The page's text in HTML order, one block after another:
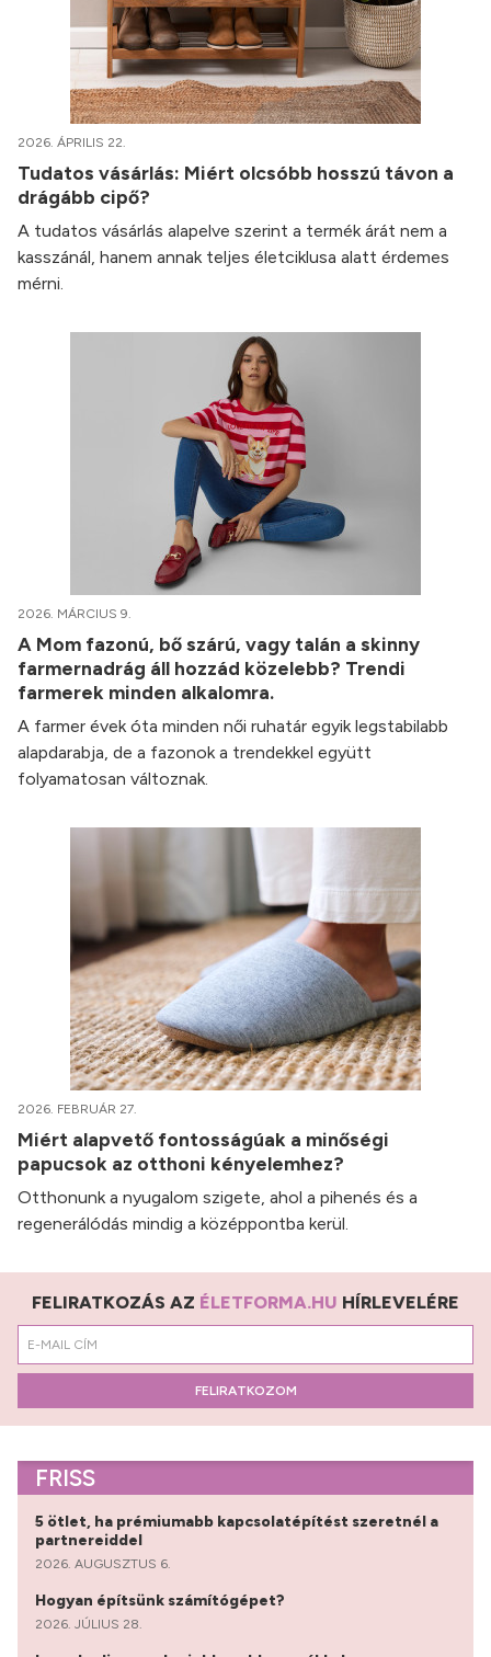
2026. ÁPRILIS 22.
Tudatos vásárlás: Miért olcsóbb hosszú távon a
drágább cipő?
A tudatos vásárlás alapelve szerint a termék árát nem a
kasszánál, hanem annak teljes életciklusa alatt érdemes
mérni.
2026. MÁRCIUS 9.
A Mom fazonú, bő szárú, vagy talán a skinny
farmernadrág áll hozzád közelebb? Trendi
farmerek minden alkalomra.
A farmer évek óta minden női ruhatár egyik legstabilabb
alapdarabja, de a fazonok a trendekkel együtt
folyamatosan változnak.
2026. FEBRUÁR 27.
Miért alapvető fontosságúak a minőségi
papucsok az otthoni kényelemhez?
Otthonunk a nyugalom szigete, ahol a pihenés és a
regenerálódás mindig a középpontba kerül.
FELIRATKOZÁS AZ ÉLETFORMA.HU HÍRLEVELÉRE
FELIRATKOZOM
FRISS
5 ötlet, ha prémiumabb kapcsolatépítést szeretnél a
partnereiddel
2026. AUGUSZTUS 6.
Hogyan építsünk számítógépet?
2026. JÚLIUS 28.